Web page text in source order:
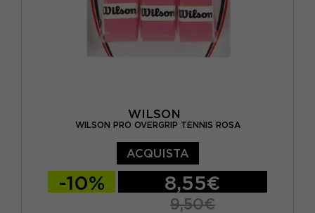
WILSON
WILSON PRO OVERGRIP TENNIS ROSA
ACQUISTA
-10% 8,55€
9,50€